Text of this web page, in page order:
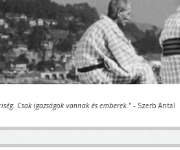
Csak igazságok vannak és emberek." - Szerb Antal